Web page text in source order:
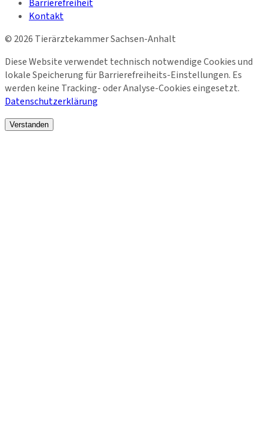
Barrierefreiheit
Kontakt
© 2026 Tierärztekammer Sachsen-Anhalt
Diese Website verwendet technisch notwendige Cookies und
lokale Speicherung für Barrierefreiheits-Einstellungen. Es
werden keine Tracking- oder Analyse-Cookies eingesetzt.
Datenschutzerklärung
Verstanden